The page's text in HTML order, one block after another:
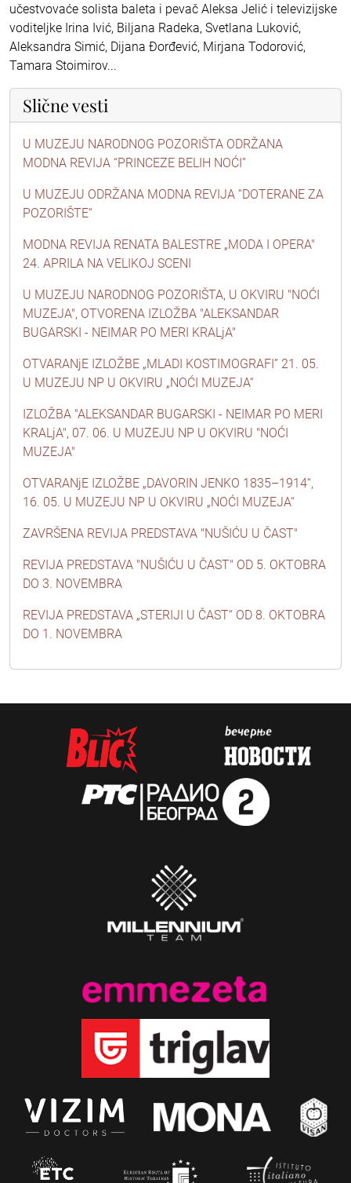
učestvovaće solista baleta i pevač Aleksa Jelić i televizijske
voditeljke Irina Ivić, Biljana Radeka, Svetlana Luković,
Aleksandra Simić, Dijana Đorđević, Mirjana Todorović,
Tamara Stoimirov...
Slične vesti
U MUZEJU NARODNOG POZORIŠTA ODRŽANA
MODNA REVIJA “PRINCEZE BELIH NOĆI”
U MUZEJU ODRŽANA MODNA REVIJA “DOTERANE ZA
POZORIŠTE“
MODNA REVIJA RENATA BALESTRE „MODA I OPERA"
24. APRILA NA VELIKOJ SCENI
U MUZEJU NARODNOG POZORIŠTA, U OKVIRU "NOĆI
MUZEJA", OTVORENA IZLOŽBA "ALEKSANDAR
BUGARSKI - NEIMAR PO MERI KRALjA"
OTVARANjE IZLOŽBE „MLADI KOSTIMOGRAFI” 21. 05.
U MUZEJU NP U OKVIRU „NOĆI MUZEJA“
IZLOŽBA "ALEKSANDAR BUGARSKI - NEIMAR PO MERI
KRALjA", 07. 06. U MUZEJU NP U OKVIRU "NOĆI
MUZEJA"
OTVARANjE IZLOŽBE „DAVORIN JENKO 1835–1914“,
16. 05. U MUZEJU NP U OKVIRU „NOĆI MUZEJA“
ZAVRŠENA REVIJA PREDSTAVA "NUŠIĆU U ČAST"
REVIJA PREDSTAVA "NUŠIĆU U ČAST" OD 5. OKTOBRA
DO 3. NOVEMBRA
REVIJA PREDSTAVA „STERIJI U ČAST“ OD 8. OKTOBRA
DO 1. NOVEMBRA